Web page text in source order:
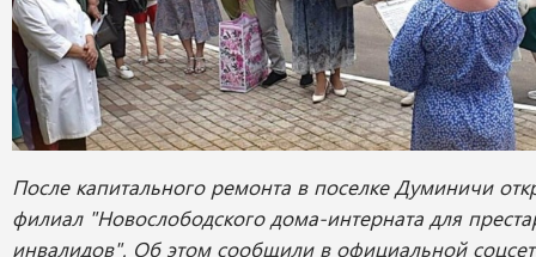
После капитального ремонта в поселке Думиничи
филиал "Новослободского дома-интерната для
инвалидов". Об этом сообщили в официальной